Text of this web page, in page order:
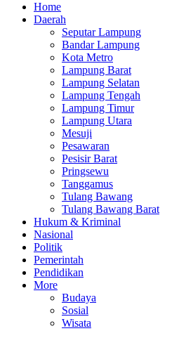
Home
Daerah
Seputar Lampung
Bandar Lampung
Kota Metro
Lampung Barat
Lampung Selatan
Lampung Tengah
Lampung Timur
Lampung Utara
Mesuji
Pesawaran
Pesisir Barat
Pringsewu
Tanggamus
Tulang Bawang
Tulang Bawang Barat
Hukum & Kriminal
Nasional
Politik
Pemerintah
Pendidikan
More
Budaya
Sosial
Wisata